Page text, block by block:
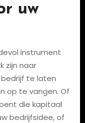
uw
instrument
zijn naar
te laten
op te vangen. Of
die kapitaal
bedrijfsidee, of